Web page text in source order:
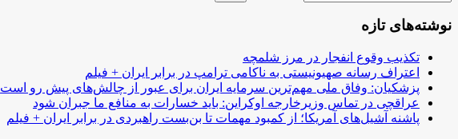
نوشته‌های تازه
تکذیب وقوع انفجار در مرز شلمچه
اعتراف رسانه صهیونیستی به ناکامی ترامپ در برابر ایران + فیلم
پزشکیان: وفاق ملی مهم‌ترین سرمایه ایران برای عبور از چالش‌های پیش رو است
عراقچی در تماس وزیرخارجه اوکراین: باید خسارات به منافع ما جبران شود
پاشنه آشیل‌های آمریکا؛ از کمبود مهمات تا بن‌بست راهبردی در برابر ایران + فیلم